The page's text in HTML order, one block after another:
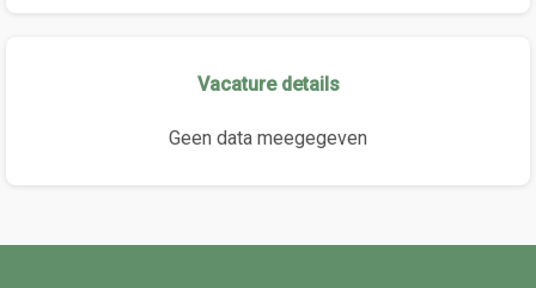
Vacature details
Geen data meegegeven